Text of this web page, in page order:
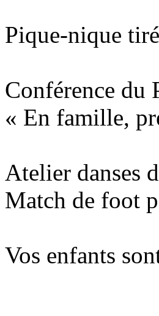
Pique-nique
Conférence du
« En famille,
Atelier danses
Match de foot
Vos enfants